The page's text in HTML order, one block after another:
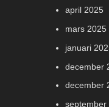
april 2025
mars 2025
januari
december
december
september